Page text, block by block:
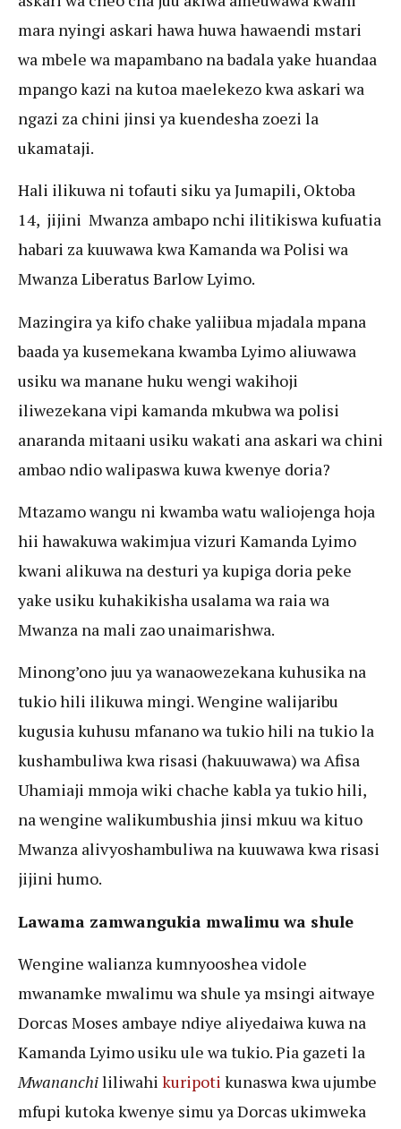
mara nyingi askari hawa huwa hawaendi mstari
wa mbele wa mapambano na badala yake huandaa
mpango kazi na kutoa maelekezo kwa askari wa
ngazi za chini jinsi ya kuendesha zoezi la
ukamataji.
Hali ilikuwa ni tofauti siku ya Jumapili, Oktoba
14, jijini Mwanza ambapo nchi ilitikiswa kufuatia
habari za kuuwawa kwa Kamanda wa Polisi wa
Mwanza Liberatus Barlow Lyimo.
Mazingira ya kifo chake yaliibua mjadala mpana
baada ya kusemekana kwamba Lyimo aliuwawa
usiku wa manane huku wengi wakihoji
iliwezekana vipi kamanda mkubwa wa polisi
anaranda mitaani usiku wakati ana askari wa chini
ambao ndio walipaswa kuwa kwenye doria?
Mtazamo wangu ni kwamba watu waliojenga hoja
hii hawakuwa wakimjua vizuri Kamanda Lyimo
kwani alikuwa na desturi ya kupiga doria peke
yake usiku kuhakikisha usalama wa raia wa
Mwanza na mali zao unaimarishwa.
Minong’ono juu ya wanaowezekana kuhusika na
tukio hili ilikuwa mingi. Wengine walijaribu
kugusia kuhusu mfanano wa tukio hili na tukio la
kushambuliwa kwa risasi (hakuuwawa) wa Afisa
Uhamiaji mmoja wiki chache kabla ya tukio hili,
na wengine walikumbushia jinsi mkuu wa kituo
Mwanza alivyoshambuliwa na kuuwawa kwa risasi
jijini humo.
Lawama zamwangukia mwalimu wa shule
Wengine walianza kumnyooshea vidole
mwanamke mwalimu wa shule ya msingi aitwaye
Dorcas Moses ambaye ndiye aliyedaiwa kuwa na
Kamanda Lyimo usiku ule wa tukio. Pia gazeti la
Mwananchililiwahi kuripoti kunaswa kwa ujumbe
mfupi kutoka kwenye simu ya Dorcas ukimweka